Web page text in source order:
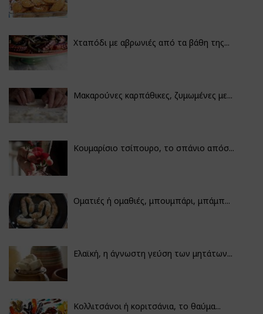
Χταπόδι με αβρωνιές από τα βάθη της...
Μακαρούνες καρπάθικες, ζυμωμένες με...
Κουμαρίσιο τσίπουρο, το σπάνιο απόσ...
Οματιές ή ομαθιές, μπουμπάρι, μπάμπ...
Ελαϊκή, η άγνωστη γεύση των μητάτων...
Κολλιτσάνοι ή κοριτσάνια, το θαύμα...